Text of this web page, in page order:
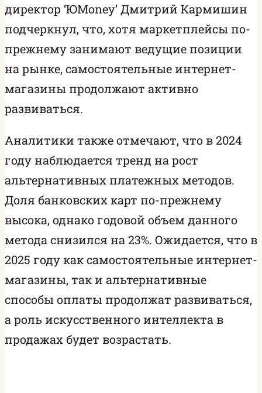
директор ‘ЮMoney’ Дмитрий Кармишин
подчеркнул, что, хотя маркетплейсы по-
прежнему занимают ведущие позиции
на рынке, самостоятельные интернет-
магазины продолжают активно
развиваться.
Аналитики также отмечают, что в 2024
году наблюдается тренд на рост
альтернативных платежных методов.
Доля банковских карт по-прежнему
высока, однако годовой объем данного
метода снизился на 23%. Ожидается, что в
2025 году как самостоятельные интернет-
магазины, так и альтернативные
способы оплаты продолжат развиваться,
а роль искусственного интеллекта в
продажах будет возрастать.